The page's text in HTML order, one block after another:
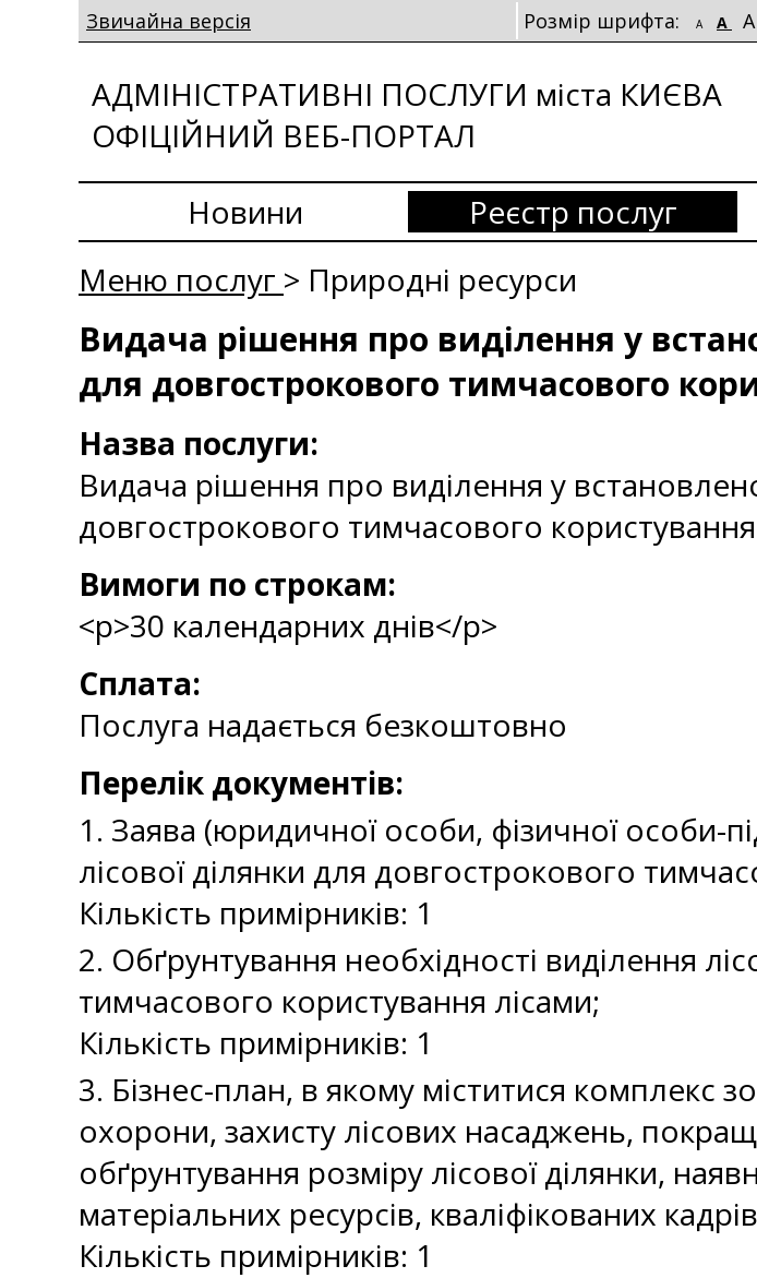
Звичайна версія Розмір шрифта: A A A
АДМІНІСТРАТИВНІ ПОСЛУГИ міста КИЄВА
ОФІЦІЙНИЙ ВЕБ-ПОРТАЛ
Новини
Реєстр послуг
Меню послуг > Природні ресурси
Видача рішення про виділення у
для довгострокового тимчасового
Назва послуги:
Видача рішення про виділення у
довгострокового тимчасового
Вимоги по строкам:
<p>30 календарних днів</p>
Сплата:
Послуга надається безкоштовно
Перелік документів:
1. Заява (юридичної особи, фізичної особи-
лісової ділянки для довгострокового
Кількість примірників: 1
2. Обґрунтування необхідності виділення
тимчасового користування лісами;
Кількість примірників: 1
3. Бізнес-план, в якому міститися комплекс
охорони, захисту лісових насаджень,
обґрунтування розміру лісової ділянки,
матеріальних ресурсів, кваліфікованих
Кількість примірників: 1